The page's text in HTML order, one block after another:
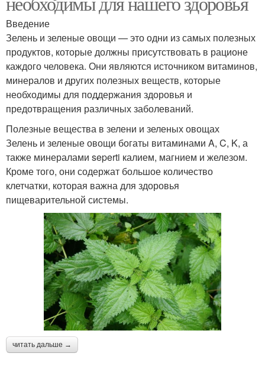
Введение
Зелень и зеленые овощи — это одни из самых полезных
продуктов, которые должны присутствовать в рационе
каждого человека. Они являются источником витаминов,
минералов и других полезных веществ, которые
необходимы для поддержания здоровья и
предотвращения различных заболеваний.
Полезные вещества в зелени и зеленых овощах
Зелень и зеленые овощи богаты витаминами A, C, K, а
также минералами seperti калием, магнием и железом.
Кроме того, они содержат большое количество
клетчатки, которая важна для здоровья
пищеварительной системы.
читать дальше →